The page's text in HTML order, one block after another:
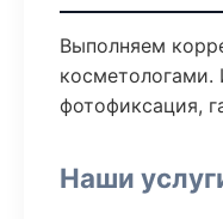
Выполняем
косметологами.
фотофиксация,
Наши